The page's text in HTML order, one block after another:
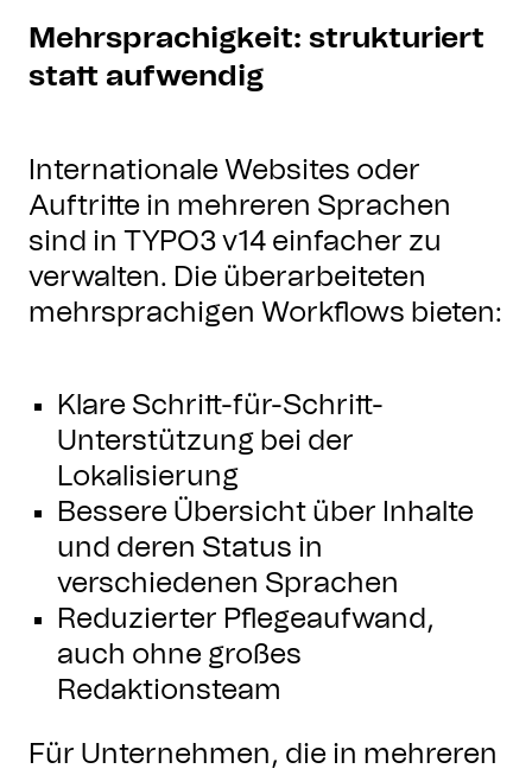
Mehrsprachigkeit: strukturiert
statt aufwendig
Internationale Websites oder
Auftritte in mehreren Sprachen
sind in TYPO3 v14 einfacher zu
verwalten. Die überarbeiteten
mehrsprachigen Workflows bieten:
Klare Schritt-für-Schritt-
Unterstützung bei der
Lokalisierung
Bessere Übersicht über Inhalte
und deren Status in
verschiedenen Sprachen
Reduzierter Pflegeaufwand,
auch ohne großes
Redaktionsteam
Für Unternehmen, die in mehreren